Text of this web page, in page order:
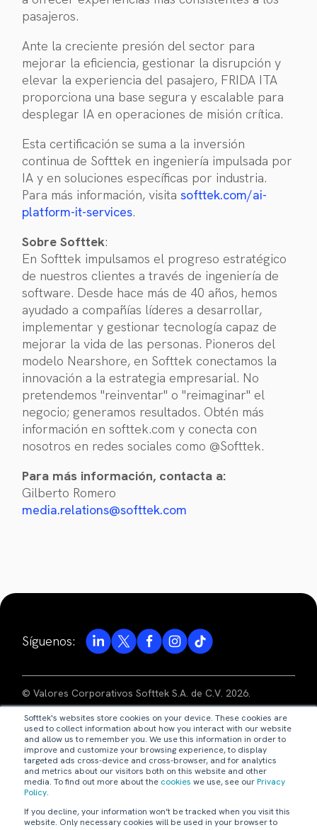
Softtek's websites store cookies on your device. These cookies are
used to collect information about how you interact with our website
and allow us to remember you. We use this information in order to
improve and customize your browsing experience, to display
targeted ads cross-device and cross-browser, and for analytics
and metrics about our visitors both on this website and other
media. To find out more about the cookies we use, see ourPrivacy
Policy.
If you decline, your information won’t be tracked when you visit this
website. Only necessary cookies will be used in your browser to
pasajeros.
Ante la creciente presión del sector para
mejorar la eficiencia, gestionar la disrupción y
elevar la experiencia del pasajero, FRIDA ITA
proporciona una base segura y escalable para
desplegar IA en operaciones de misión crítica.
Esta certificación se suma a la inversión
continua de Softtek en ingeniería impulsada por
IA y en soluciones específicas por industria.
Para más información, visitasofttek.com/ai-
platform-it-services.
Sobre Softtek:
En Softtek impulsamos el progreso estratégico
de nuestros clientes a través de ingeniería de
software. Desde hace más de 40 años, hemos
ayudado a compañías líderes a desarrollar,
implementar y gestionar tecnología capaz de
mejorar la vida de las personas. Pioneros del
modelo Nearshore, en Softtek conectamos la
innovación a la estrategia empresarial. No
pretendemos "reinventar" o "reimaginar" el
negocio; generamos resultados. Obtén más
información en softtek.com y conecta con
nosotros en redes sociales como @Softtek.
Para más información, contacta a:
Gilberto Romero
media.relations@softtek.com
Síguenos:
© Valores Corporativos Softtek S.A. de C.V. 2026.
aviso de privacidad
términos de uso
código de ética
nuestras políticas